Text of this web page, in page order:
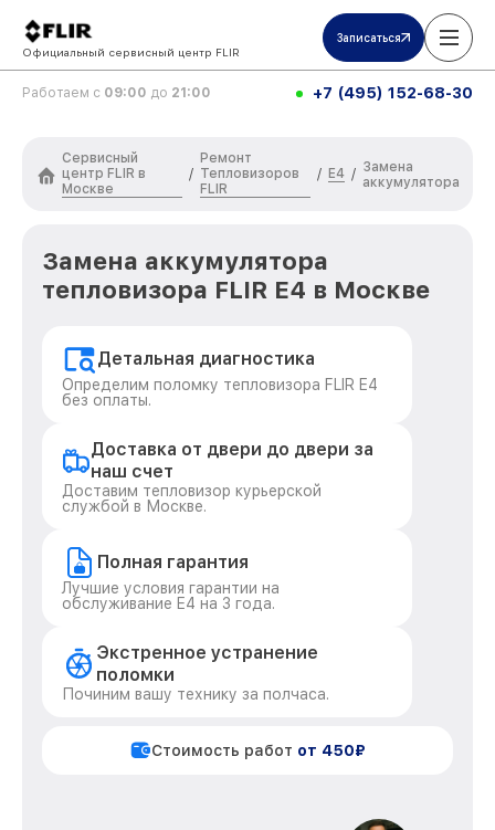
Официальный сервисный центр FLIR
Записаться
Работаем с 09:00 до 21:00 +7 (495) 152-68-30
Сервисный
центр FLIR в
Москве
/
Ремонт
Тепловизоров
FLIR
/ E4 / Замена
аккумулятора
Замена аккумулятора
тепловизора FLIR E4 в Москве
Детальная диагностика
Определим поломку тепловизора FLIR E4
без оплаты.
Доставка от двери до двери за
наш счет
Доставим тепловизор курьерской
службой в Москве.
Полная гарантия
Лучшие условия гарантии на
обслуживание E4 на 3 года.
Экстренное устранение
поломки
Починим вашу технику за полчаса.
Стоимость работ от 450₽